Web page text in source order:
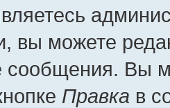
вы можете
сообщения. Вы
Правка в